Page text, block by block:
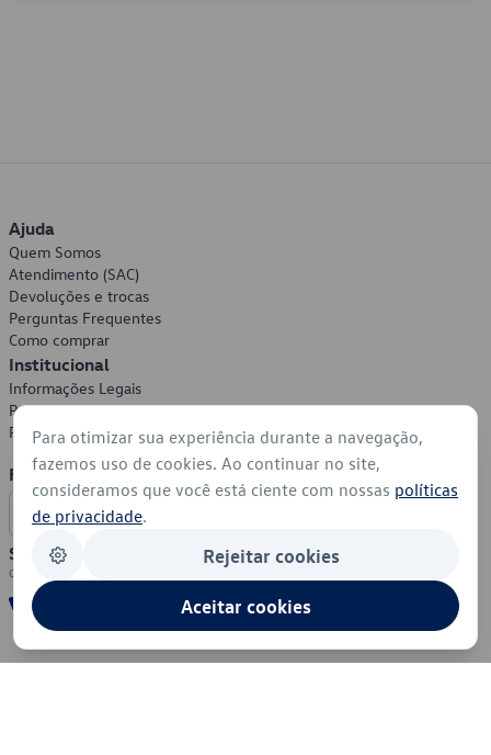
Ajuda
Quem Somos
Atendimento (SAC)
Devoluções e trocas
Perguntas Frequentes
Como comprar
Institucional
Informações Legais
Política de Privacidade
Política de Cookies
Formas de Pagamento
Segurança
Para otimizar sua experiência durante a navegação,
fazemos uso de cookies. Ao continuar no site,
consideramos que você está ciente com nossas políticas
de privacidade.
Rejeitar cookies
Aceitar cookies